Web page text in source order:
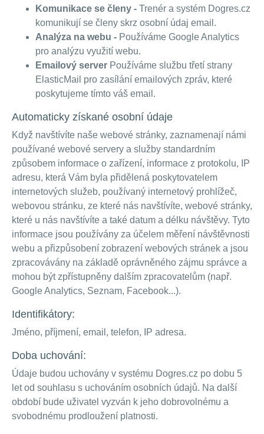
Komunikace se členy - Trenér a systém Dogres.cz
komunikují se členy skrz osobní údaj email.
Analýza na webu - Používáme Google Analytics
pro analýzu využití webu.
Emailový server Používáme službu třetí strany
ElasticMail pro zasílání emailových zpráv, které
poskytujeme tímto váš email.
Automaticky získané osobní údaje
Když navštívíte naše webové stránky, zaznamenají námi
používané webové servery a služby standardním
způsobem informace o zařízení, informace z protokolu, IP
adresu, která Vám byla přidělená poskytovatelem
internetových služeb, používaný internetový prohlížeč,
webovou stránku, ze které nás navštívíte, webové stránky,
které u nás navštívíte a také datum a délku návštěvy. Tyto
informace jsou používány za účelem měření návštěvnosti
webu a přizpůsobení zobrazení webových stránek a jsou
zpracovávány na základě oprávněného zájmu správce a
mohou být zpřístupněny dalším zpracovatelům (např.
Google Analytics, Seznam, Facebook...).
Identifikátory:
Jméno, příjmení, email, telefon, IP adresa.
Doba uchování:
Údaje budou uchovány v systému Dogres.cz po dobu 5
let od souhlasu s uchováním osobních údajů. Na další
období bude uživatel vyzván k jeho dobrovolnému a
svobodnému prodloužení platnosti.